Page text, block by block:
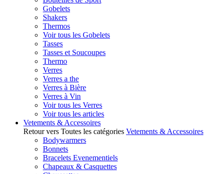
Gobelets
Shakers
Thermos
Voir tous les Gobelets
Tasses
Tasses et Soucoupes
Thermo
Verres
Verres a the
Verres à Bière
Verres à Vin
Voir tous les Verres
Voir tous les articles
Vetements & Accessoires
Retour vers Toutes les catégories Vetements & Accessoires
Bodywarmers
Bonnets
Bracelets Evenementiels
Chapeaux & Casquettes